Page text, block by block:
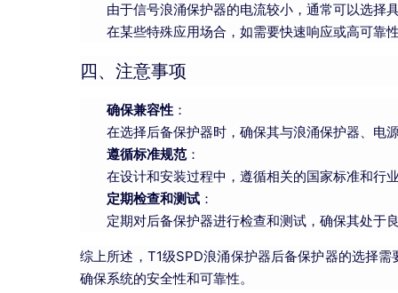
由于信号浪涌保护器的电流较小，通常可以选择
在某些特殊应用场合，如需要快速响应或高可靠
四、注意事项
确保兼容性 ：
在选择后备保护器时，确保其与浪涌保护器、电
遵循标准规范：
在设计和安装过程中，遵循相关的国家标准和行
定期检查和测试 ：
定期对后备保护器进行检查和测试，确保其处于
综上所述，T1级SPD浪涌保护器后备保护器的选择
确保系统的安全性和可靠性。